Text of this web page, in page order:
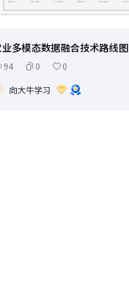
业多模态数据融合技术路线图
94 0
0
向大牛学习